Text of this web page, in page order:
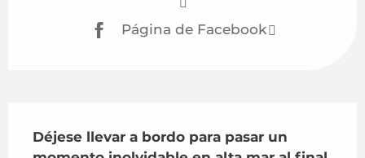
Página de Facebook
Déjese llevar a bordo para pasar un